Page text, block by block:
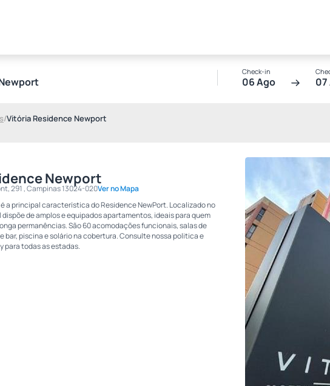
Check-in
06 Ago 07
/Vitória Residence Newport
Newport
291 , Campinas 13024-020Ver no Mapa
a principal característica do Residence NewPort. Localizado no
de amplos e equipados apartamentos, ideais para quem
permanências. São 60 acomodações funcionais, salas de
bar, piscina e solário na cobertura. Consulte nossa politica e
para todas as estadas.